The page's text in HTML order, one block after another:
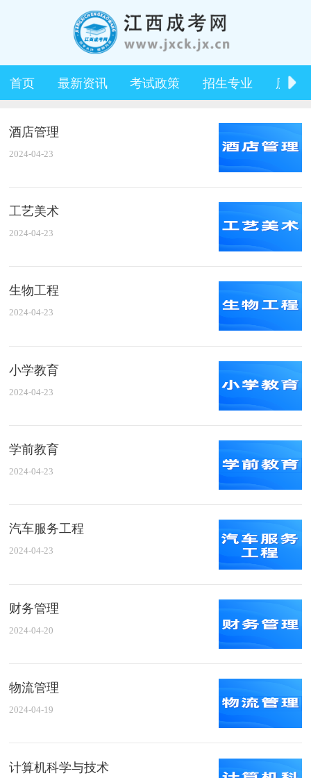
首页 最新资讯 考试政策 招生专业 历年
酒店管理
2024-04-23
工艺美术
2024-04-23
生物工程
2024-04-23
小学教育
2024-04-23
学前教育
2024-04-23
汽车服务工程
2024-04-23
财务管理
2024-04-20
物流管理
2024-04-19
计算机科学与技术